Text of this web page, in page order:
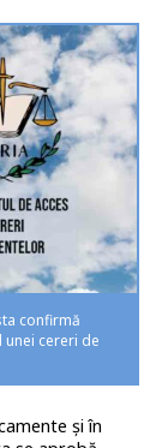
confirmă
cereri de
și în